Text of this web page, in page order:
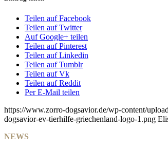
Teilen auf Facebook
Teilen auf Twitter
Auf Google+ teilen
Teilen auf Pinterest
Teilen auf Linkedin
Teilen auf Tumblr
Teilen auf Vk
Teilen auf Reddit
Per E-Mail teilen
https://www.zorro-dogsavior.de/wp-content/
dogsavior-ev-tierhilfe-griechenland-logo-1.png
NEWS